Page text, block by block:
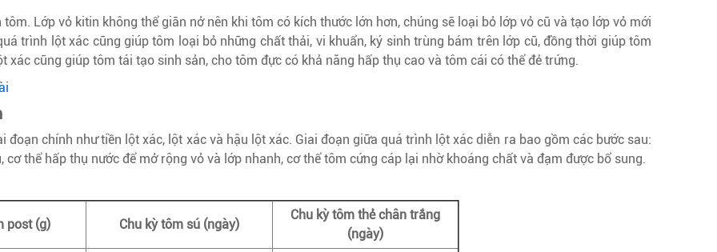
Lớp vỏ kitin không thể giãn nở nên khi tôm có kích thước lớn hơn, chúng sẽ loại bỏ lớp vỏ cũ và tạo lớp vỏ mới
trình lột xác cũng giúp tôm loại bỏ những chất thải, vi khuẩn, ký sinh trùng bám trên lớp cũ, đồng thời giúp tôm
xác cũng giúp tôm tái tạo sinh sản, cho tôm đực có khả năng hấp thụ cao và tôm cái có thể đẻ trứng.
chính như tiền lột xác, lột xác và hậu lột xác. Giai đoạn giữa quá trình lột xác diễn ra bao gồm các bước sau:
thể hấp thụ nước để mở rộng vỏ và lớp nhanh, cơ thể tôm cứng cáp lại nhờ khoáng chất và đạm được bổ sung.
post (g) Chu kỳ tôm sú (ngày)
Chu kỳ tôm thẻ chân trắng
(ngày)